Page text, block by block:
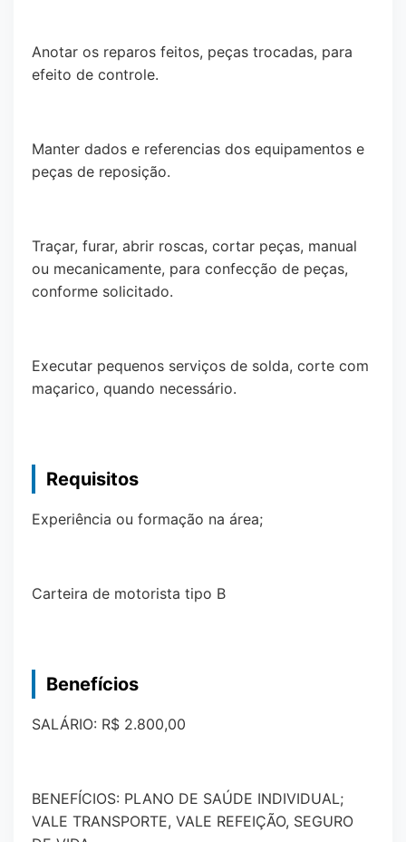
Anotar os reparos feitos, peças trocadas, para
efeito de controle.
Manter dados e referencias dos equipamentos e
peças de reposição.
Traçar, furar, abrir roscas, cortar peças, manual
ou mecanicamente, para confecção de peças,
conforme solicitado.
Executar pequenos serviços de solda, corte com
maçarico, quando necessário.
Requisitos
Experiência ou formação na área;
Carteira de motorista tipo B
Benefícios
SALÁRIO: R$ 2.800,00
BENEFÍCIOS: PLANO DE SAÚDE INDIVIDUAL;
VALE TRANSPORTE, VALE REFEIÇÃO, SEGURO